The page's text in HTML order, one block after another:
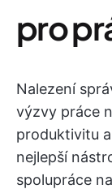
pro
Nalezení
výzvy práce
produktivitu
nejlepší
spolupráce